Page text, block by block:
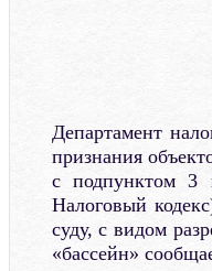
Департамент
признания
с подпунктом 3
Налоговый
суду, с видом
«бассейн»